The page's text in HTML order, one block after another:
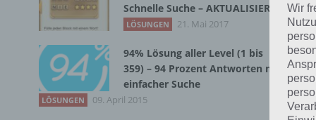
die
Schnelle Suche – AKTUALISIERT
LÖSUNGEN 21. Mai 2017
94% Lösung aller Level (1 bis
359) – 94 Prozent Antworten mit
einfacher Suche
LÖSUNGEN 09. April 2015
Wir